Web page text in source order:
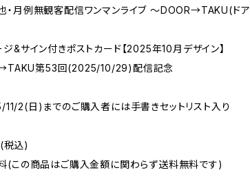
・月例無観客配信ワンマンライブ ～DOOR→TAKU(ドア
ジ&サイン付きポストカード【2025年10月デザイン】
第53回(2025/10/29)配信記念
2(日)までのご購入者には手書きセットリスト入り
税込)
(この商品はご購入金額に関わらず送料無料です)